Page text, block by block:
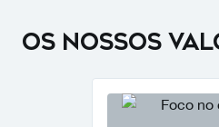
responsável pela
como o conhecemos
OS NOSSOS